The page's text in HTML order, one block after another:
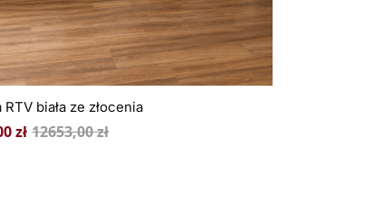
RTV biała ze złocenia
12653,00zł
zł